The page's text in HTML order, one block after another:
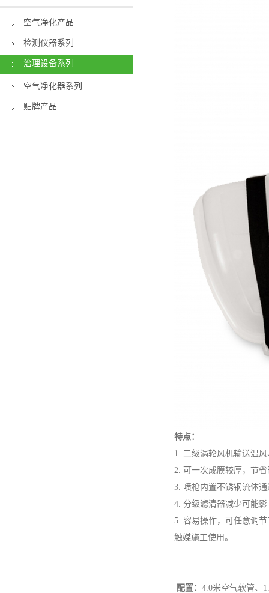
空气净化产品
检测仪器系列
治理设备系列
空气净化器系列
贴牌产品
特点：
1. 二级涡轮风机输送温
2. 可一次成膜较厚，节省
3. 喷枪内置不锈钢流体
4. 分级滤清器减少可能
5. 容易操作，可任意调
触媒施工使用。
配置： 4.0米空气软管、